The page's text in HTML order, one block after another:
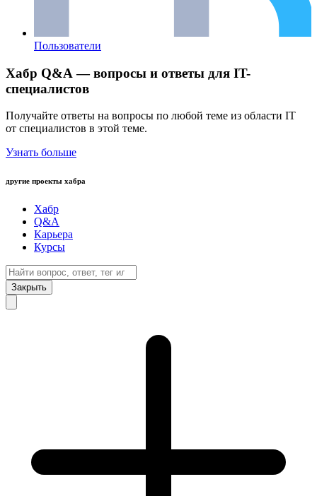
Пользователи
Хабр Q&A — вопросы и ответы для IT-
специалистов
Получайте ответы на вопросы по любой теме из области IT
от специалистов в этой теме.
Узнать больше
другие проекты хабра
Хабр
Q&A
Карьера
Курсы
Закрыть